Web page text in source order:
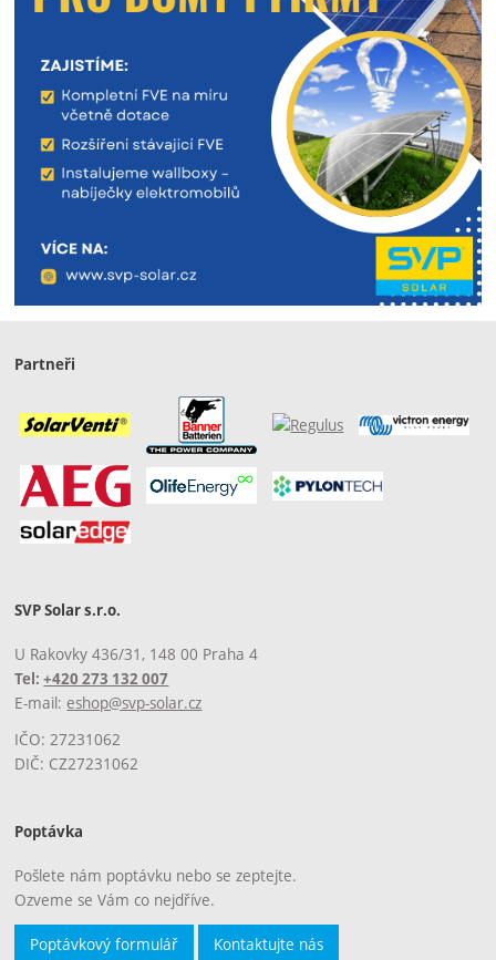
Partneři
SVP Solar s.r.o.
U Rakovky 436/31, 148 00 Praha 4
Tel:+420 273 132 007
E-mail: eshop@svp-solar.cz
IČO: 27231062
DIČ: CZ27231062
Poptávka
Pošlete nám poptávku nebo se zeptejte.
Ozveme se Vám co nejdříve.
Poptávkový formulář Kontaktujte nás